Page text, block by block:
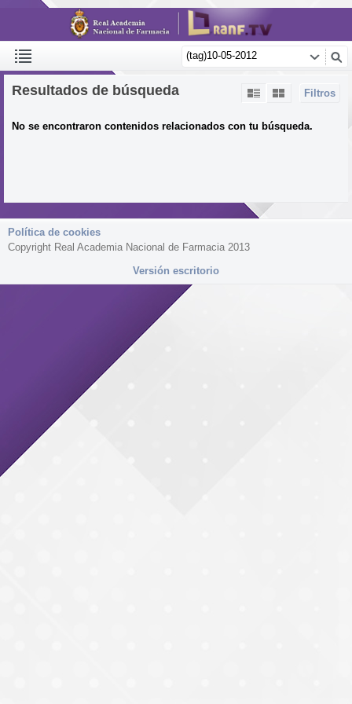
Filtros
Resultados de búsqueda
No se encontraron contenidos relacionados con tu búsqueda.
Política de cookies
Copyright Real Academia Nacional de Farmacia 2013
Versión escritorio